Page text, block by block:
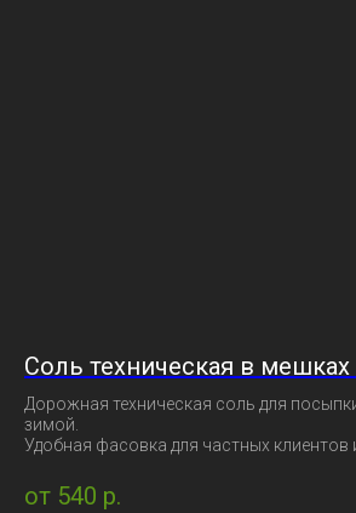
Соль техническая в мешках
Дорожная техническая соль для
зимой.
Удобная фасовка для частных клиентов
от 540 р.
Рассчитать стоимость с доставкой